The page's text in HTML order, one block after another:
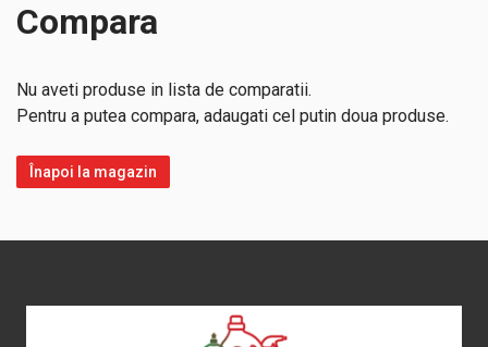
Compara
Nu aveti produse in lista de comparatii.
Pentru a putea compara, adaugati cel putin doua produse.
Înapoi la magazin